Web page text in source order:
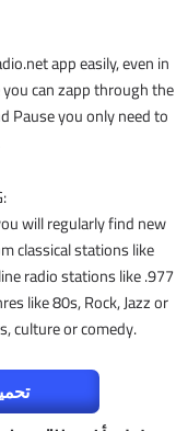
app easily, even in
can zapp through the
Pause you only need to
will regularly find new
classical stations like
radio stations like .977
like 80s, Rock, Jazz or
culture or comedy.